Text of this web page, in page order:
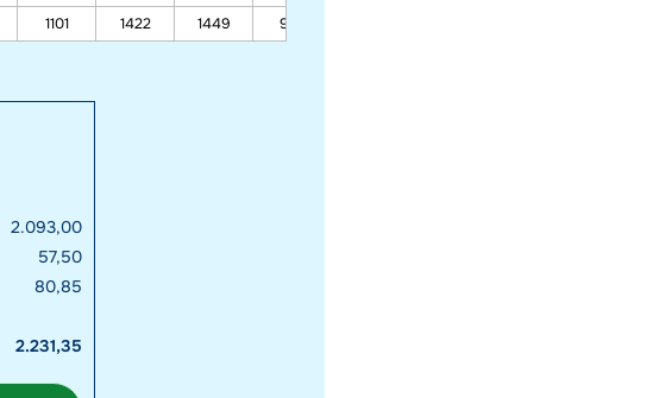
1101 1422 1449 979
2.093,00
57,50
80,85
2.231,35